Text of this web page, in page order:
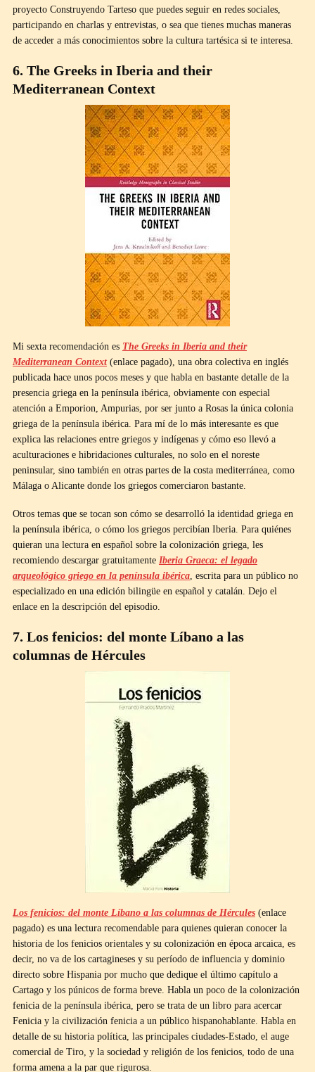
proyecto Construyendo Tarteso que puedes seguir en redes sociales,
participando en charlas y entrevistas, o sea que tienes muchas maneras
de acceder a más conocimientos sobre la cultura tartésica si te interesa.
6. The Greeks in Iberia and their
Mediterranean Context
Mi sexta recomendación es The Greeks in Iberia and their
Mediterranean Context (enlace pagado), una obra colectiva en inglés
publicada hace unos pocos meses y que habla en bastante detalle de la
presencia griega en la península ibérica, obviamente con especial
atención a Emporion, Ampurias, por ser junto a Rosas la única colonia
griega de la península ibérica. Para mí de lo más interesante es que
explica las relaciones entre griegos y indígenas y cómo eso llevó a
aculturaciones e hibridaciones culturales, no solo en el noreste
peninsular, sino también en otras partes de la costa mediterránea, como
Málaga o Alicante donde los griegos comerciaron bastante.
Otros temas que se tocan son cómo se desarrolló la identidad griega en
la península ibérica, o cómo los griegos percibían Iberia. Para quiénes
quieran una lectura en español sobre la colonización griega, les
recomiendo descargar gratuitamente Iberia Graeca: el legado
arqueológico griego en la península ibérica, escrita para un público no
especializado en una edición bilingüe en español y catalán. Dejo el
enlace en la descripción del episodio.
7. Los fenicios: del monte Líbano a las
columnas de Hércules
Los fenicios: del monte Líbano a las columnas de Hércules (enlace
pagado) es una lectura recomendable para quienes quieran conocer la
historia de los fenicios orientales y su colonización en época arcaica, es
decir, no va de los cartagineses y su período de influencia y dominio
directo sobre Hispania por mucho que dedique el último capítulo a
Cartago y los púnicos de forma breve. Habla un poco de la colonización
fenicia de la península ibérica, pero se trata de un libro para acercar
Fenicia y la civilización fenicia a un público hispanohablante. Habla en
detalle de su historia política, las principales ciudades-Estado, el auge
comercial de Tiro, y la sociedad y religión de los fenicios, todo de una
forma amena a la par que rigurosa.